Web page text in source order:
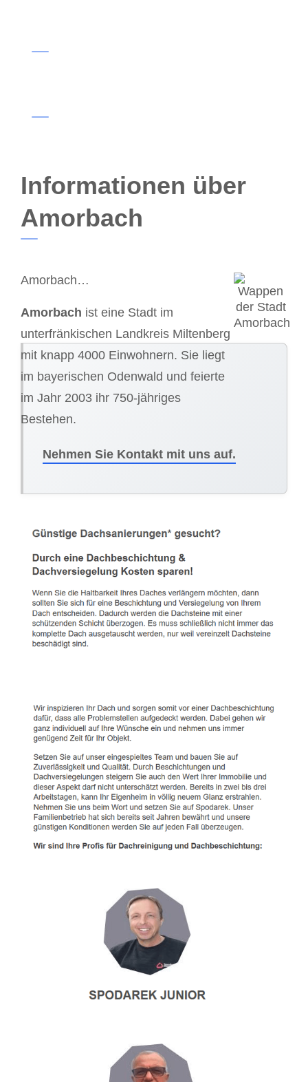
Informationen über
Amorbach
Amorbach…
Amorbach ist eine Stadt im
unterfränkischen Landkreis Miltenberg
mit knapp 4000 Einwohnern. Sie liegt
im bayerischen Odenwald und feierte
im Jahr 2003 ihr 750-jähriges
Bestehen.
Nehmen Sie Kontakt mit uns auf.